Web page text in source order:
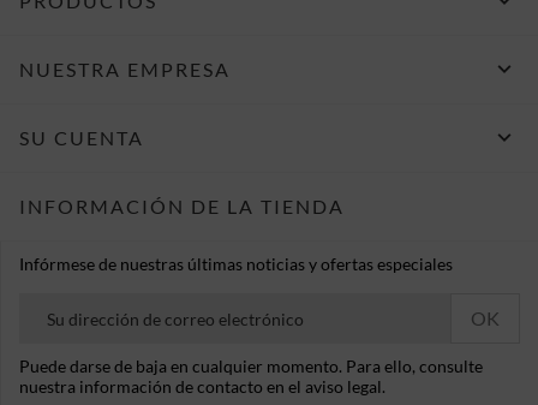
NUESTRA EMPRESA 
SU CUENTA 
INFORMACIÓN DE LA TIENDA
Infórmese de nuestras últimas noticias y ofertas especiales
Puede darse de baja en cualquier momento. Para ello, consulte
nuestra información de contacto en el aviso legal.